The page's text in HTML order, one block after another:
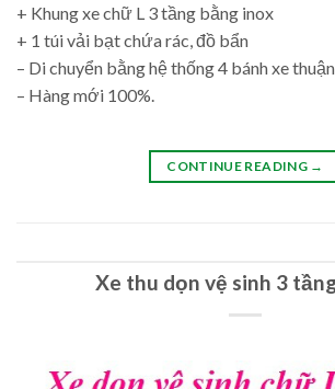
+ Khung xe chữ L 3 tầng bằng inox
+ 1 túi vải bạt chứa rác, đồ bẩn
– Di chuyển bằng hệ thống 4 bánh xe
– Hàng mới 100%.
CONTINUE READING →
Xe thu dọn vệ sinh 3